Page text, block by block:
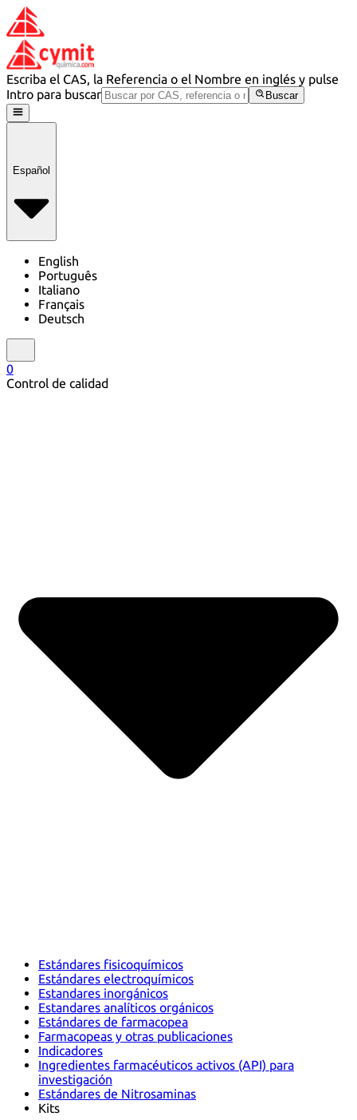
Escriba el CAS, la Referencia o el Nombre en inglés y pulse
Intro para buscar
Buscar
Español
English
Português
Italiano
Français
Deutsch
0
Control de calidad
Estándares fisicoquímicos
Estándares electroquímicos
Estandares inorgánicos
Estandares analíticos orgánicos
Estándares de farmacopea
Farmacopeas y otras publicaciones
Indicadores
Ingredientes farmacéuticos activos (API) para
investigación
Estándares de Nitrosaminas
Kits